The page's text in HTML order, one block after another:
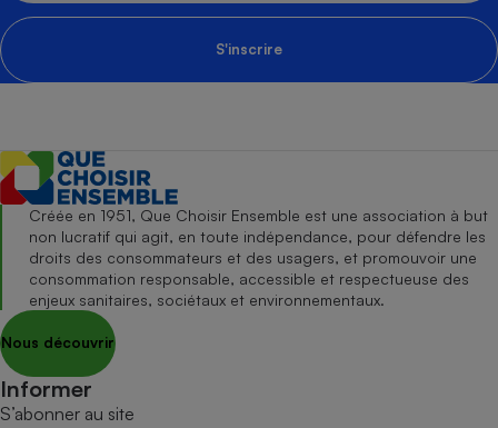
S'inscrire
Créée en 1951, Que Choisir Ensemble est une association à but
non lucratif qui agit, en toute indépendance, pour défendre les
droits des consommateurs et des usagers, et promouvoir une
consommation responsable, accessible et respectueuse des
enjeux sanitaires, sociétaux et environnementaux.
Nous découvrir
Informer
S’abonner au site